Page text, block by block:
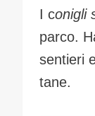
I conigli
parco.
sentieri
tane.